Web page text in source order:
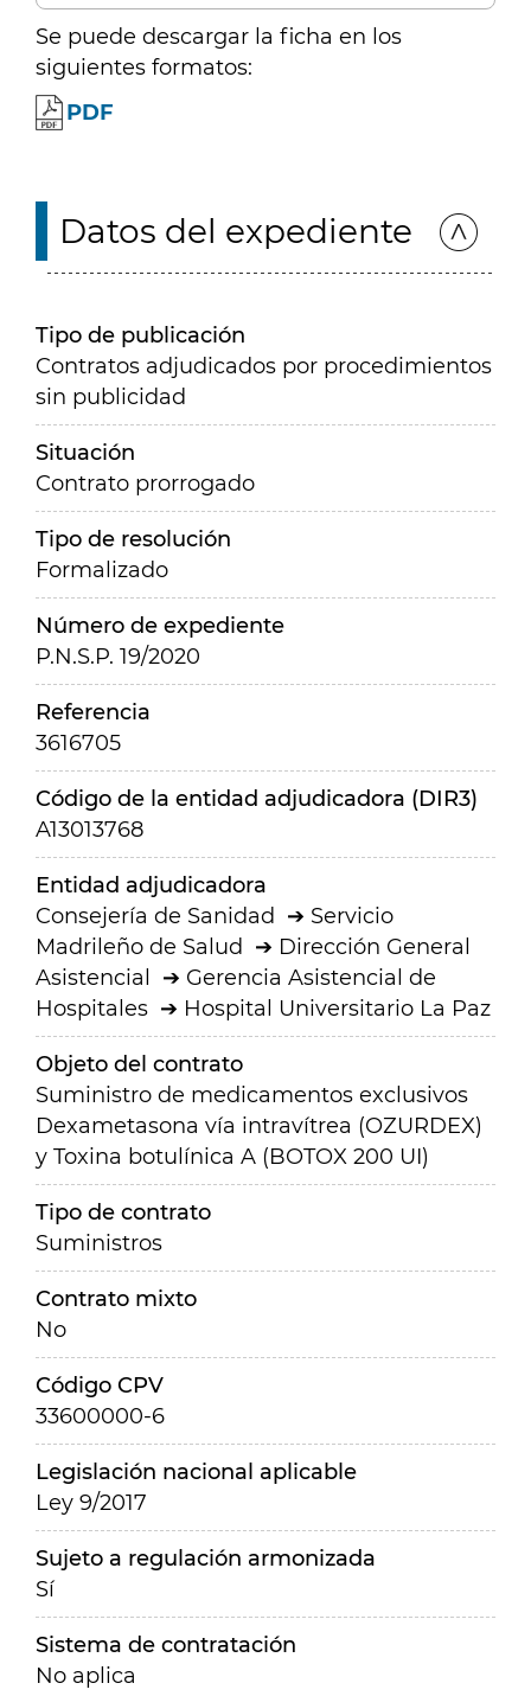
Se puede descargar la ficha en los
siguientes formatos:
PDF
Datos del expediente
Tipo de publicación
Contratos adjudicados por procedimientos
sin publicidad
Situación
Contrato prorrogado
Tipo de resolución
Formalizado
Número de expediente
P.N.S.P. 19/2020
Referencia
3616705
Código de la entidad adjudicadora (DIR3)
A13013768
Entidad adjudicadora
Consejería de Sanidad
Servicio
Madrileño de Salud
Dirección General
Asistencial
Gerencia Asistencial de
Hospitales
Hospital Universitario La Paz
Objeto del contrato
Suministro de medicamentos exclusivos
Dexametasona vía intravítrea (OZURDEX)
y Toxina botulínica A (BOTOX 200 UI)
Tipo de contrato
Suministros
Contrato mixto
No
Código CPV
33600000-6
Legislación nacional aplicable
Ley 9/2017
Sujeto a regulación armonizada
Sí
Sistema de contratación
No aplica